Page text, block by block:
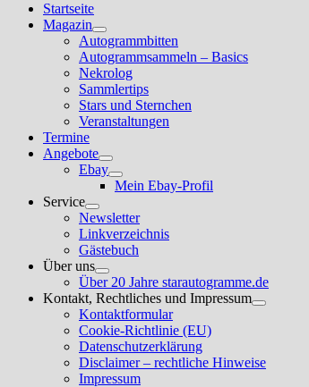
Startseite
Magazin
Untermenü
anzeigen
Autogrammbitten
Autogrammsammeln – Basics
Nekrolog
Sammlertips
Stars und Sternchen
Veranstaltungen
Termine
Angebote
Untermenü
anzeigen
Ebay
Untermenü
anzeigen
Mein Ebay-Profil
Service
Untermenü
anzeigen
Newsletter
Linkverzeichnis
Gästebuch
Über uns
Untermenü
anzeigen
Über 20 Jahre starautogramme.de
Kontakt, Rechtliches und Impressum
Untermenü
Kontaktformular
Cookie-Richtlinie (EU)
Datenschutzerklärung
Disclaimer – rechtliche Hinweise
Impressum